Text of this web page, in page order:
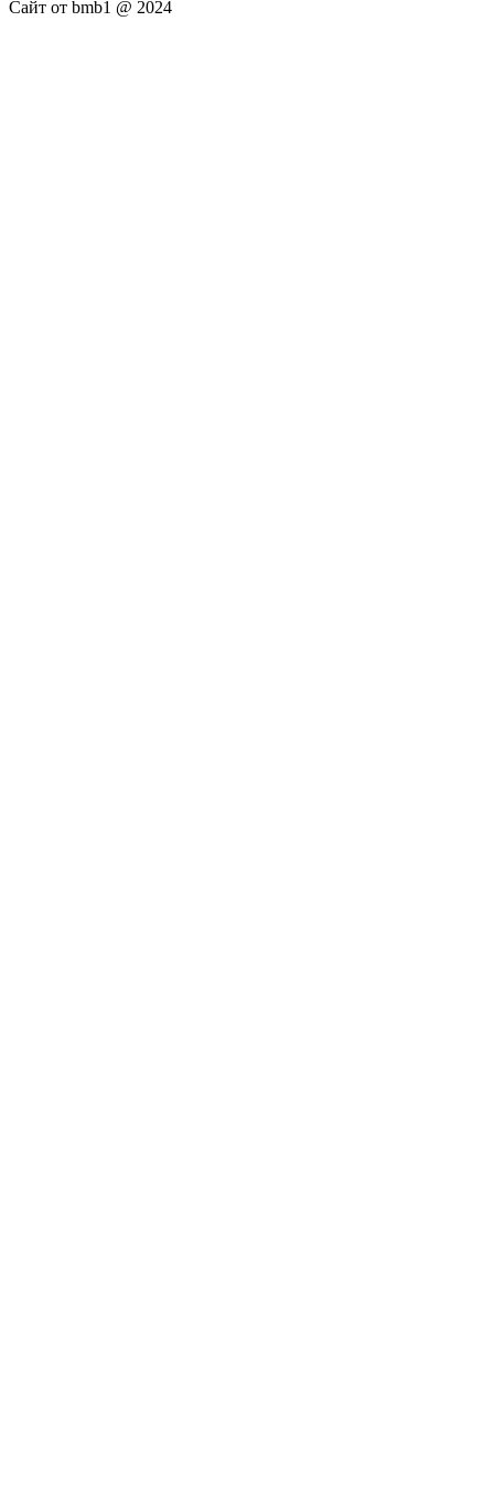
Сайт от bmb1 @ 2024